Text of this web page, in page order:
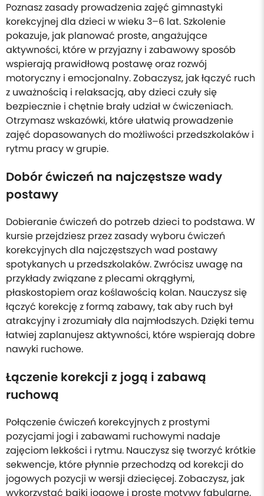
Poznasz zasady prowadzenia zajęć gimnastyki
korekcyjnej dla dzieci w wieku 3–6 lat. Szkolenie
pokazuje, jak planować proste, angażujące
aktywności, które w przyjazny i zabawowy sposób
wspierają prawidłową postawę oraz rozwój
motoryczny i emocjonalny. Zobaczysz, jak łączyć ruch
z uważnością i relaksacją, aby dzieci czuły się
bezpiecznie i chętnie brały udział w ćwiczeniach.
Otrzymasz wskazówki, które ułatwią prowadzenie
zajęć dopasowanych do możliwości przedszkolaków i
rytmu pracy w grupie.
Dobór ćwiczeń na najczęstsze wady
postawy
Dobieranie ćwiczeń do potrzeb dzieci to podstawa. W
kursie przejdziesz przez zasady wyboru ćwiczeń
korekcyjnych dla najczęstszych wad postawy
spotykanych u przedszkolaków. Zwrócisz uwagę na
przykłady związane z plecami okrągłymi,
płaskostopiem oraz koślawością kolan. Nauczysz się
łączyć korekcję z formą zabawy, tak aby ruch był
atrakcyjny i zrozumiały dla najmłodszych. Dzięki temu
łatwiej zaplanujesz aktywności, które wspierają dobre
nawyki ruchowe.
Łączenie korekcji z jogą i zabawą
ruchową
Połączenie ćwiczeń korekcyjnych z prostymi
pozycjami jogi i zabawami ruchowymi nadaje
zajęciom lekkości i rytmu. Nauczysz się tworzyć krótkie
sekwencje, które płynnie przechodzą od korekcji do
jogowych pozycji w wersji dziecięcej. Zobaczysz, jak
wykorzystać bajki jogowe i proste motywy fabularne,